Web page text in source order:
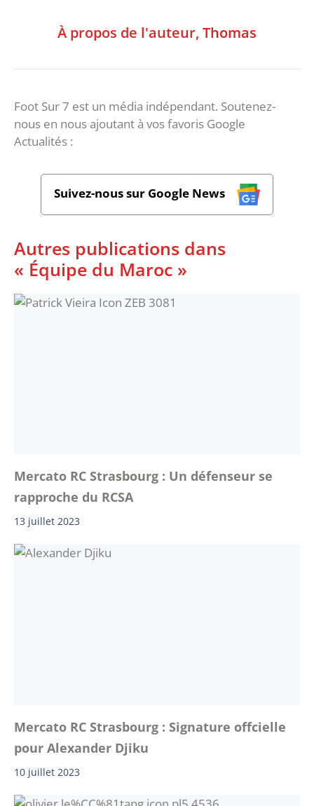
À propos de l'auteur, Thomas
Foot Sur 7 est un média indépendant. Soutenez-
nous en nous ajoutant à vos favoris Google
Actualités :
Suivez-nous sur Google News
Autres publications dans
« Équipe du Maroc »
Mercato RC Strasbourg : Un défenseur se
rapproche du RCSA
13 juillet 2023
Mercato RC Strasbourg : Signature offcielle
pour Alexander Djiku
10 juillet 2023